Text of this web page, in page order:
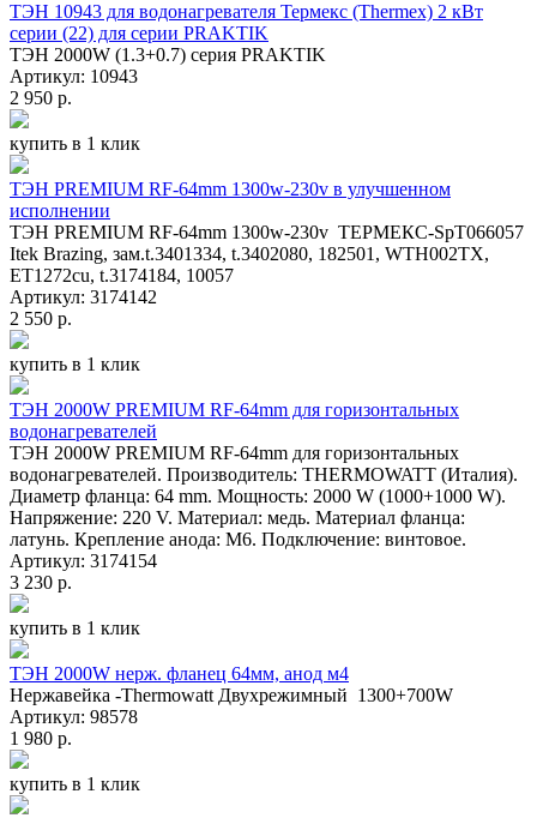
ТЭН 10943 для водонагревателя Термекс (Thermex) 2 кВт
серии (22) для серии PRAKTIK
ТЭН 2000W (1.3+0.7) серия PRAKTIK
Артикул: 10943
2 950 р.
купить в 1 клик
ТЭН PREMIUM RF-64mm 1300w-230v в улучшенном
исполнении
ТЭН PREMIUM RF-64mm 1300w-230v ТЕРМЕКС-SpT066057
Itek Brazing, зам.t.3401334, t.3402080, 182501, WTH002TX,
ET1272cu, t.3174184, 10057
Артикул: 3174142
2 550 р.
купить в 1 клик
ТЭН 2000W PREMIUM RF-64mm для горизонтальных
водонагревателей
ТЭН 2000W PREMIUM RF-64mm для горизонтальных
водонагревателей. Производитель: THERMOWATT (Италия).
Диаметр фланца: 64 mm. Мощность: 2000 W (1000+1000 W).
Напряжение: 220 V. Материал: медь. Материал фланца:
латунь. Крепление анода: М6. Подключение: винтовое.
Артикул: 3174154
3 230 р.
купить в 1 клик
ТЭН 2000W нерж. фланец 64мм, анод м4
Нержавейка -Thermowatt Двухрежимный 1300+700W
Артикул: 98578
1 980 р.
купить в 1 клик